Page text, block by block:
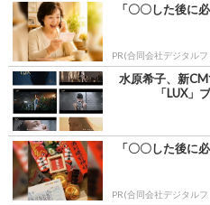
「〇〇した後に
PR(合同会社デジタルフ
水原希子、新
「LUX」
「〇〇した後に
PR(合同会社デジタルフ